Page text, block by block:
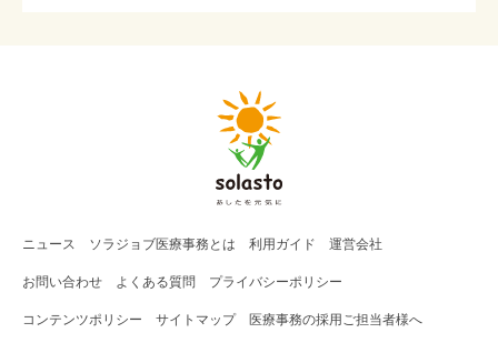
ニュース ソラジョブ医療事務 とは 利用ガイド 運営会社
お問い合わせ よくある質問 プライバシーポリシー
コンテンツポリシー サイトマップ 医療事務の採用ご担当者様へ